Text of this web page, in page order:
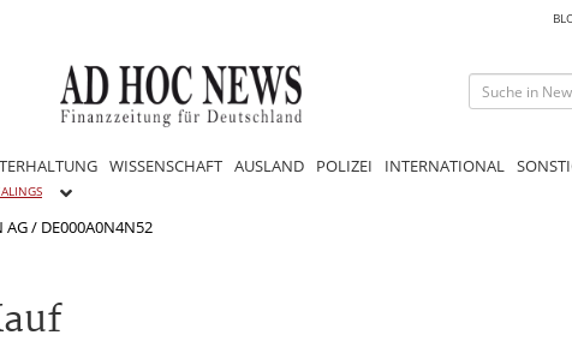
WISSENSCHAFT AUSLAND POLIZEI INTERNATIONAL
AG / DE000A0N4N52